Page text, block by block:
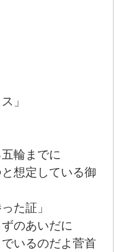
」
輪までに
想定している御
た証」
のあいだに
いるのだよ菅首